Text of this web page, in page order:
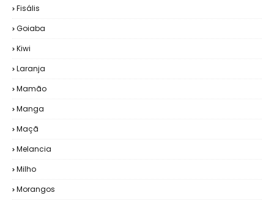
Fisális
Goiaba
Kiwi
Laranja
Mamão
Manga
Maçã
Melancia
Milho
Morangos